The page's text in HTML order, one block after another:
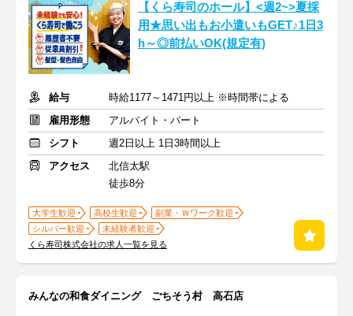
【くら寿司のホール】<週2~>夏採
用★思い出もお小遣いもGET♪1日3
h～◎前払いOK(規定有)
給与
時給1177～1471円以上 ※時間帯による
雇用形態
アルバイト・パート
シフト
週2日以上 1日3時間以上
アクセス
北信太駅
徒歩8分
大学生歓迎 高校生歓迎
副業・Ｗワーク歓迎
シルバー歓迎
未経験者歓迎
くら寿司株式会社の求人一覧を見る
みんなの和食ダイニング ごちそう村 高石店